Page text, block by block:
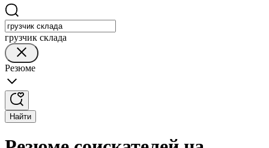
грузчик склада
Резюме
Найти